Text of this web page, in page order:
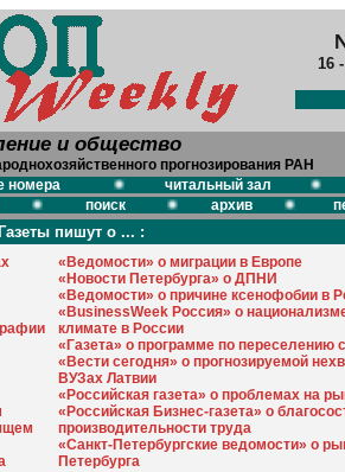
16
и общество
прогнозирования РАН
номера читальный зал
поиск архив
Газеты пишут о ... :
«Ведомости» о миграции в Европе
«Новости Петербурга» о ДПНИ
«Ведомости» о причине ксенофобии в
«BusinessWeek Россия» о
климате в России
«Газета» о программе по переселению
«Вести сегодня» о прогнозируемой
ВУЗах Латвии
«Российская газета» о проблемах на
«Российская Бизнес-газета» о
производительности труда
«Санкт-Петербургские ведомости» о
Петербурга